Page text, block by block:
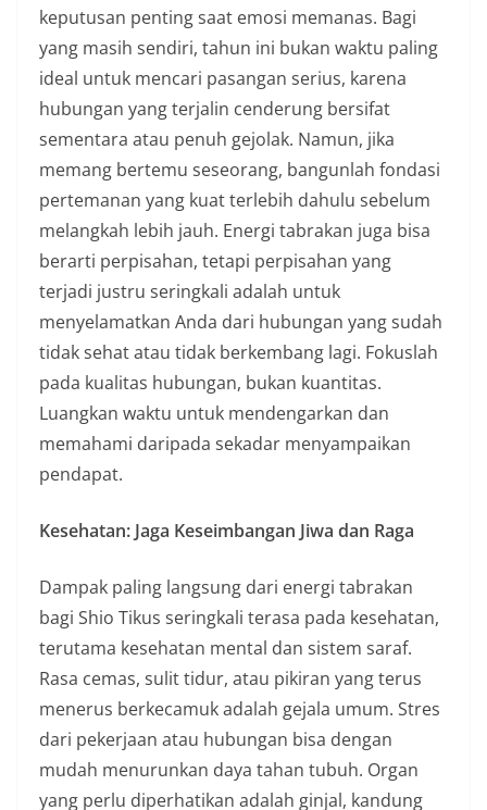
keputusan penting saat emosi memanas. Bagi
yang masih sendiri, tahun ini bukan waktu paling
ideal untuk mencari pasangan serius, karena
hubungan yang terjalin cenderung bersifat
sementara atau penuh gejolak. Namun, jika
memang bertemu seseorang, bangunlah fondasi
pertemanan yang kuat terlebih dahulu sebelum
melangkah lebih jauh. Energi tabrakan juga bisa
berarti perpisahan, tetapi perpisahan yang
terjadi justru seringkali adalah untuk
menyelamatkan Anda dari hubungan yang sudah
tidak sehat atau tidak berkembang lagi. Fokuslah
pada kualitas hubungan, bukan kuantitas.
Luangkan waktu untuk mendengarkan dan
memahami daripada sekadar menyampaikan
pendapat.
Kesehatan: Jaga Keseimbangan Jiwa dan Raga
Dampak paling langsung dari energi tabrakan
bagi Shio Tikus seringkali terasa pada kesehatan,
terutama kesehatan mental dan sistem saraf.
Rasa cemas, sulit tidur, atau pikiran yang terus
menerus berkecamuk adalah gejala umum. Stres
dari pekerjaan atau hubungan bisa dengan
mudah menurunkan daya tahan tubuh. Organ
yang perlu diperhatikan adalah ginjal, kandung